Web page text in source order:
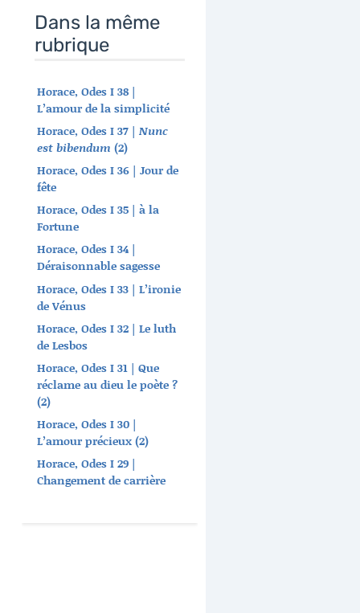
Dans la même
rubrique
Horace, Odes I 38 |
L’amour de la simplicité
Horace, Odes I 37 | Nunc
est bibendum (2)
Horace, Odes I 36 | Jour de
fête
Horace, Odes I 35 | à la
Fortune
Horace, Odes I 34 |
Déraisonnable sagesse
Horace, Odes I 33 | L’ironie
de Vénus
Horace, Odes I 32 | Le luth
de Lesbos
Horace, Odes I 31 | Que
réclame au dieu le poète ?
(2)
Horace, Odes I 30 |
L’amour précieux (2)
Horace, Odes I 29 |
Changement de carrière